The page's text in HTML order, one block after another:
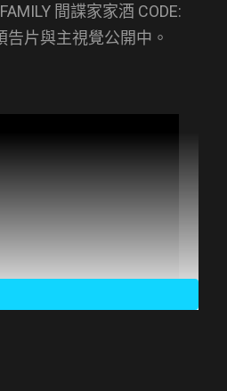
間諜家家酒 CODE:
片與主視覺公開中。